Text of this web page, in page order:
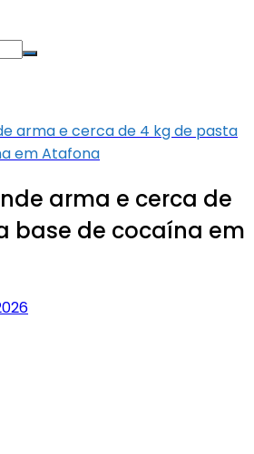
arma e cerca de 4 kg de pasta
em Atafona
arma e cerca de
base de cocaína em